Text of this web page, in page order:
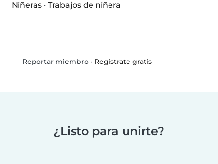
Niñeras · Trabajos de niñera
Reportar miembro• Registrate gratis
¿Listo para unirte?